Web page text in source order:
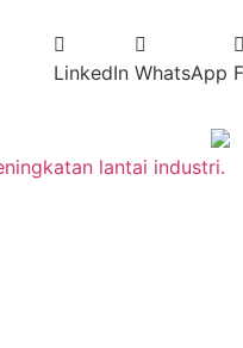
LinkedIn WhatsApp
lantai industri.